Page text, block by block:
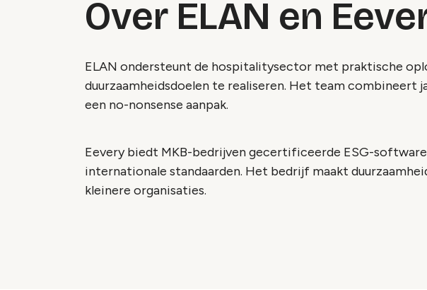
Over ELAN en
ELAN ondersteunt de hospitalitysector met praktische
duurzaamheidsdoelen te realiseren. Het team combineert
een no-nonsense aanpak.
Eevery biedt MKB-bedrijven gecertificeerde ESG-
internationale standaarden. Het bedrijf maakt
kleinere organisaties.